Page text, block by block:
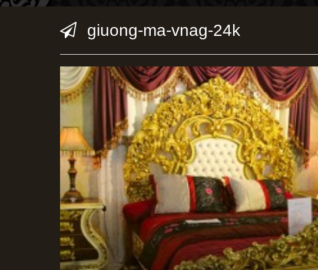
giuong-ma-vnag-24k